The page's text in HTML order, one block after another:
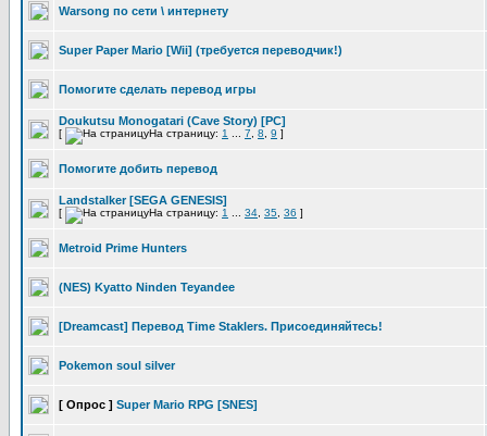
Warsong по сети \ интернету
Super Paper Mario [Wii] (требуется переводчик!)
Помогите сделать перевод игры
Doukutsu Monogatari (Cave Story) [PC]
[ На страницу: 1 7 8 9 ]
Помогите добить перевод
Landstalker [SEGA GENESIS]
[ На страницу: 1 34 35 36 ]
Metroid Prime Hunters
(NES) Kyatto Ninden Teyandee
[Dreamcast] Перевод Time Staklers. Присоединяйтесь!
Pokemon soul silver
[ Опрос ] Super Mario RPG [SNES]